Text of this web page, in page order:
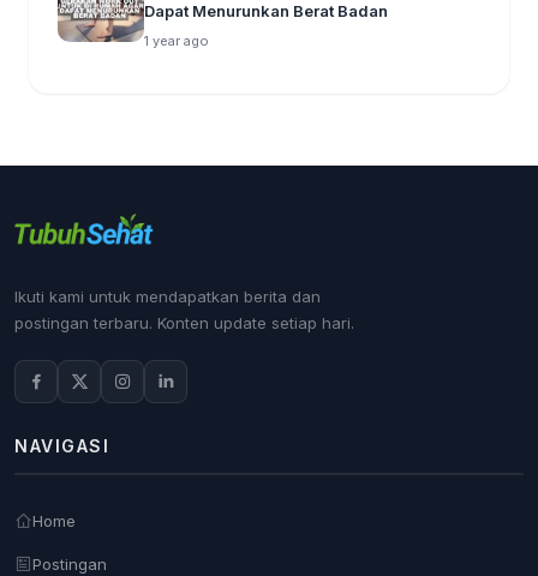
Dapat Menurunkan Berat Badan
1 year ago
Ikuti kami untuk mendapatkan berita dan
postingan terbaru. Konten update setiap hari.
NAVIGASI
Home
Postingan